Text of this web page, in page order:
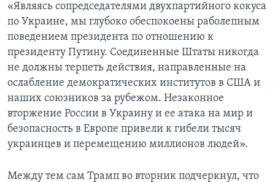
«Являясь сопредседателями двухпартийного кокуса
по Украине, мы глубоко обеспокоены раболепным
поведением президента по отношению к
президенту Путину. Соединенные Штаты никогда
не должны терпеть действия, направленные на
ослабление демократических институтов в США и
наших союзников за рубежом. Незаконное
вторжение России в Украину и ее атака на мир и
безопасность в Европе привели к гибели тысяч
украинцев и перемещению миллионов людей».
Между тем сам Трамп во вторник подчеркнул, что